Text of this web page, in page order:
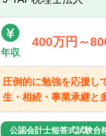
年収
400万円～
圧倒的に勉強を応援し
生・相続・事業承継と
公認会計士短答式試験合